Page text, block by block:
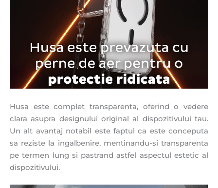
Husa este complet transparenta, oferind o vedere
clara asupra designului original al dispozitivului tau.
Un alt avantaj notabil este faptul ca este conceputa
sa reziste la ingalbenire, mentinandu-si transparenta
pe termen lung si pastrand astfel aspectul estetic al
dispozitivului.